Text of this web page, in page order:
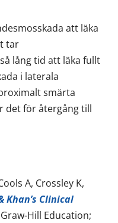
att läka
tar
lång tid att läka fullt
i laterala
smärta
det för återgång till
A, Crossley K,
Khan’s Clinical
Hill Education;